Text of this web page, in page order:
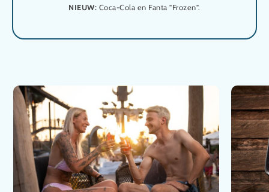
NIEUW: Coca-Cola en Fanta "Frozen".